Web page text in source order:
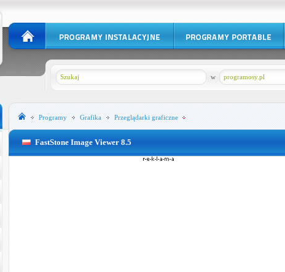
programosy.pl
w
Programy Grafika Przeglądarki graficzne
FastStone Image Viewer 8.5